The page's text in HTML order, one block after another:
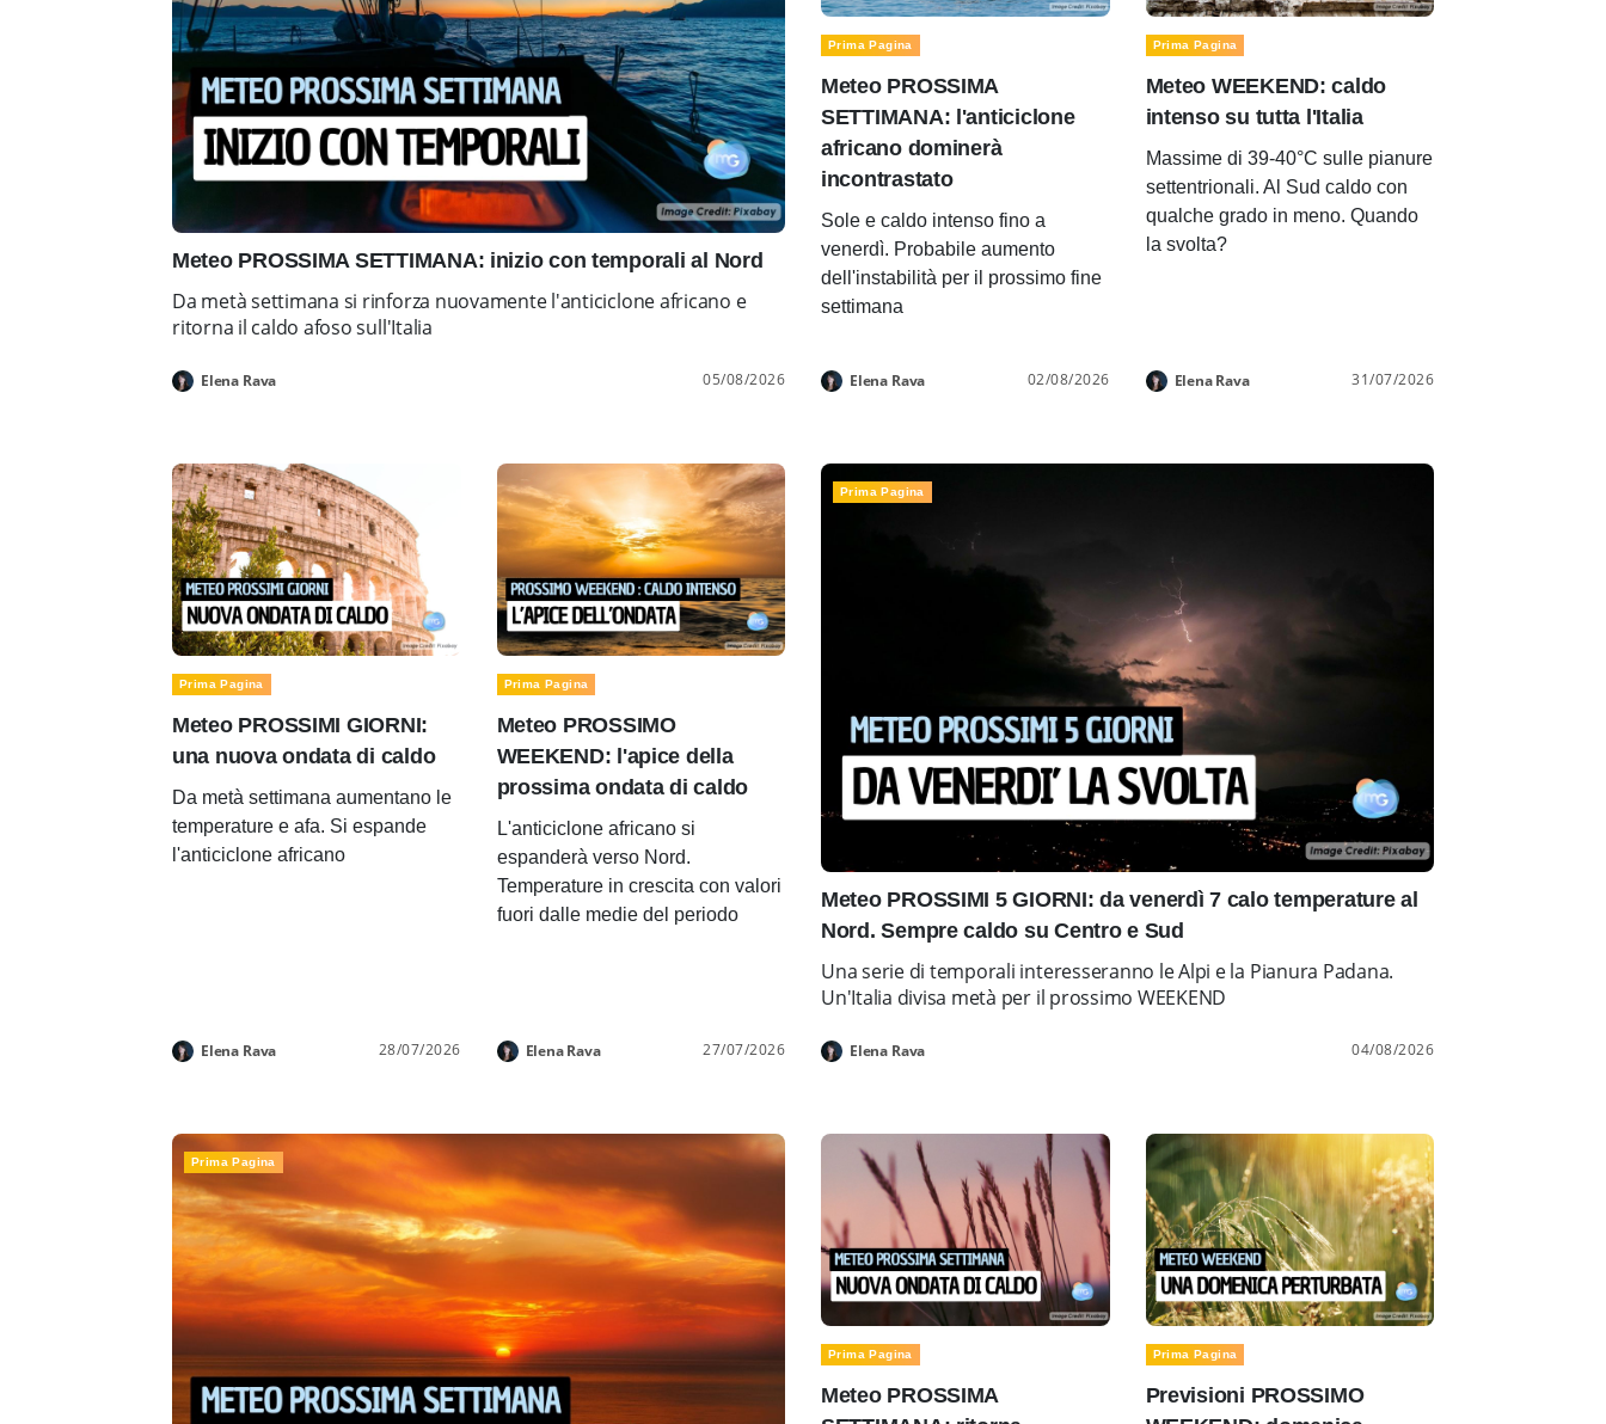
Meteo PROSSIMA SETTIMANA: inizio con temporali al Nord
Da metà settimana si rinforza nuovamente l'anticiclone africano e
ritorna il caldo afoso sull'Italia
Elena Rava 05/08/2026
Prima Pagina
Meteo PROSSIMA
SETTIMANA: l'anticiclone
africano dominerà
incontrastato
Sole e caldo intenso fino a
venerdì. Probabile aumento
dell'instabilità per il prossimo fine
settimana
Elena Rava 02/08/2026
Prima Pagina
Meteo WEEKEND: caldo
intenso su tutta l'Italia
Massime di 39-40°C sulle pianure
settentrionali. Al Sud caldo con
qualche grado in meno. Quando
la svolta?
Elena Rava 31/07/2026
Prima Pagina
Meteo PROSSIMI GIORNI:
una nuova ondata di caldo
Da metà settimana aumentano le
temperature e afa. Si espande
l'anticiclone africano
Elena Rava 28/07/2026
Prima Pagina
Meteo PROSSIMO
WEEKEND: l'apice della
prossima ondata di caldo
L'anticiclone africano si
espanderà verso Nord.
Temperature in crescita con valori
fuori dalle medie del periodo
Elena Rava 27/07/2026
Prima Pagina
Meteo PROSSIMI 5 GIORNI: da venerdì 7 calo temperature al
Nord. Sempre caldo su Centro e Sud
Una serie di temporali interesseranno le Alpi e la Pianura Padana.
Un'Italia divisa metà per il prossimo WEEKEND
Elena Rava 04/08/2026
Prima Pagina
Prima Pagina
Meteo PROSSIMA
Prima Pagina
Previsioni PROSSIMO